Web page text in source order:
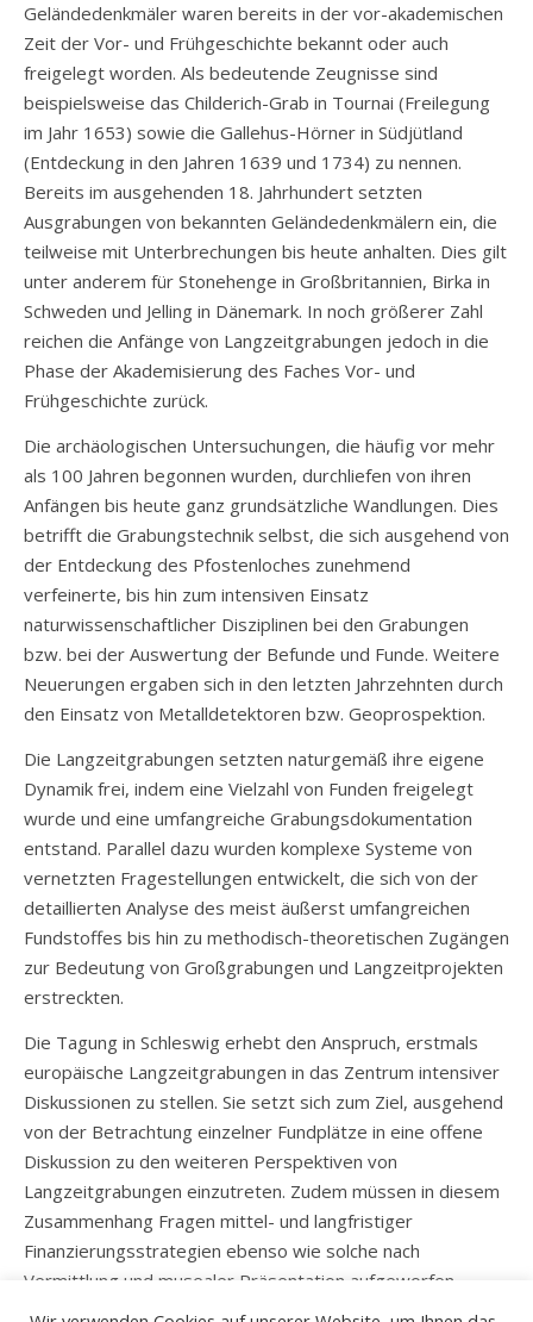
Geländedenkmäler waren bereits in der vor-akademischen
Zeit der Vor- und Frühgeschichte bekannt oder auch
freigelegt worden. Als bedeutende Zeugnisse sind
beispielsweise das Childerich-Grab in Tournai (Freilegung
im Jahr 1653) sowie die Gallehus-Hörner in Südjütland
(Entdeckung in den Jahren 1639 und 1734) zu nennen.
Bereits im ausgehenden 18. Jahrhundert setzten
Ausgrabungen von bekannten Geländedenkmälern ein, die
teilweise mit Unterbrechungen bis heute anhalten. Dies gilt
unter anderem für Stonehenge in Großbritannien, Birka in
Schweden und Jelling in Dänemark. In noch größerer Zahl
reichen die Anfänge von Langzeitgrabungen jedoch in die
Phase der Akademisierung des Faches Vor- und
Frühgeschichte zurück.
Die archäologischen Untersuchungen, die häufig vor mehr
als 100 Jahren begonnen wurden, durchliefen von ihren
Anfängen bis heute ganz grundsätzliche Wandlungen. Dies
betrifft die Grabungstechnik selbst, die sich ausgehend von
der Entdeckung des Pfostenloches zunehmend
verfeinerte, bis hin zum intensiven Einsatz
naturwissenschaftlicher Disziplinen bei den Grabungen
bzw. bei der Auswertung der Befunde und Funde. Weitere
Neuerungen ergaben sich in den letzten Jahrzehnten durch
den Einsatz von Metalldetektoren bzw. Geoprospektion.
Die Langzeitgrabungen setzten naturgemäß ihre eigene
Dynamik frei, indem eine Vielzahl von Funden freigelegt
wurde und eine umfangreiche Grabungsdokumentation
entstand. Parallel dazu wurden komplexe Systeme von
vernetzten Fragestellungen entwickelt, die sich von der
detaillierten Analyse des meist äußerst umfangreichen
Fundstoffes bis hin zu methodisch-theoretischen Zugängen
zur Bedeutung von Großgrabungen und Langzeitprojekten
erstreckten.
Die Tagung in Schleswig erhebt den Anspruch, erstmals
europäische Langzeitgrabungen in das Zentrum intensiver
Diskussionen zu stellen. Sie setzt sich zum Ziel, ausgehend
von der Betrachtung einzelner Fundplätze in eine offene
Diskussion zu den weiteren Perspektiven von
Langzeitgrabungen einzutreten. Zudem müssen in diesem
Zusammenhang Fragen mittel- und langfristiger
Finanzierungsstrategien ebenso wie solche nach
Vermittlung und musealer Präsentation aufgeworfen
werden.